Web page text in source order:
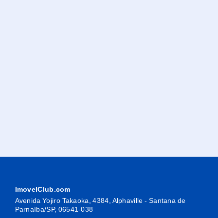
ImovelClub.com
Avenida Yojiro Takaoka, 4384, Alphaville - Santana de
Parnaíba/SP, 06541-038